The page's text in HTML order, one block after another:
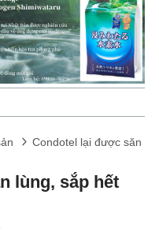
Condotel lại được săn
lùng, sắp hết